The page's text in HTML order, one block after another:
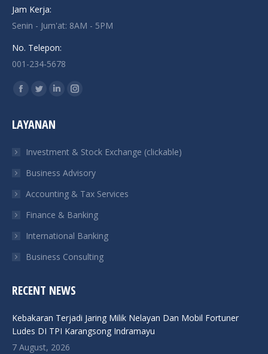
Jam Kerja:
Senin - Jum'at: 8AM - 5PM
No. Telepon:
001-234-5678
Find us on:
Facebook
opens
new
window
Twitter
opens
new
window
Linkedin
new
window
Instagram
new
window
LAYANAN
Investment & Stock Exchange (clickable)
Business Advisory
Accounting & Tax Services
Finance & Banking
International Banking
Business Consulting
RECENT NEWS
Kebakaran Terjadi Jaring Milik Nelayan Dan Mobil Fortuner
Ludes DI TPI Karangsong Indramayu
7 August, 2026